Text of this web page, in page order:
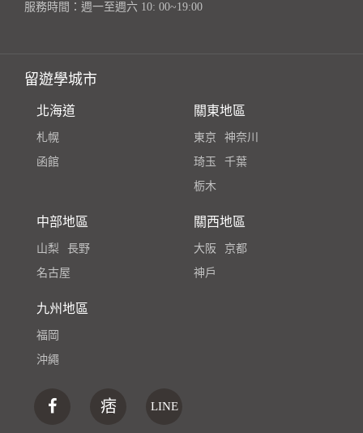
服務時間：週一至週六 10: 00~19:00
留遊學城市
北海道
札幌
函館
關東地區
東京
神奈川
琦玉
千葉
栃木
中部地區
山梨
長野
名古屋
關西地區
大阪
京都
神戶
九州地區
福岡
沖繩
痞 LINE